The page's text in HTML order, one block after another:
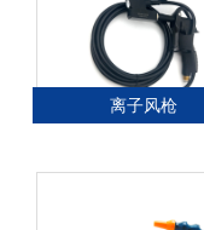
离子风枪